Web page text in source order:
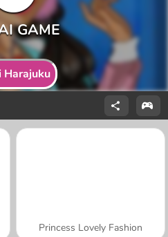
Harajuku
Princess Lovely Fashion